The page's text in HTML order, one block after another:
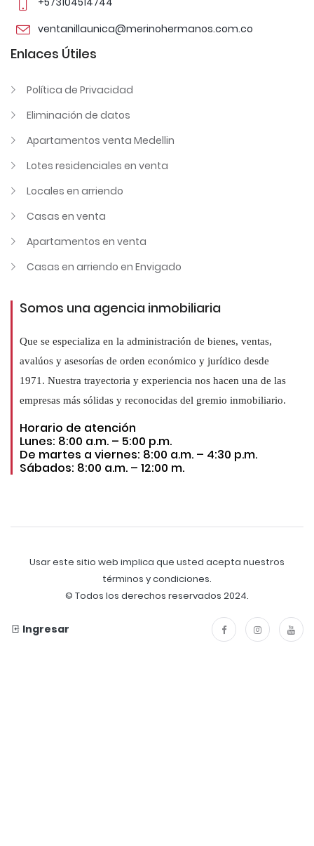
ventanillaunica@merinohermanos.com.co
Enlaces Útiles
Política de Privacidad
Eliminación de datos
Apartamentos venta Medellin
Lotes residenciales en venta
Locales en arriendo
Casas en venta
Apartamentos en venta
Casas en arriendo en Envigado
Somos una agencia inmobiliaria
Que se especializa en la administración de bienes, ventas,
avalúos y asesorías de orden económico y jurídico desde
1971. Nuestra trayectoria y experiencia nos hacen una de las
empresas más sólidas y reconocidas del gremio inmobiliario.
Horario de atención
Lunes: 8:00 a.m. – 5:00 p.m.
De martes a viernes: 8:00 a.m. – 4:30 p.m.
Sábados: 8:00 a.m. – 12:00 m.
Usar este sitio web implica que usted acepta nuestros
términos y condiciones.
© Todos los derechos reservados 2024.
Ingresar